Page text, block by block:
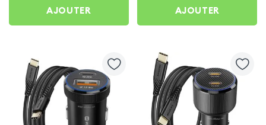
AJOUTER AJOUTER